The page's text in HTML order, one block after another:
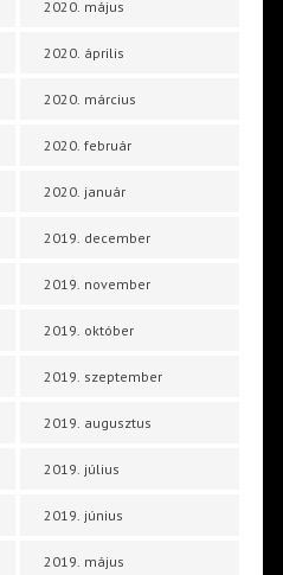
2020. május
2020. április
2020. március
2020. február
2020. január
2019. december
2019. november
2019. október
2019. szeptember
2019. augusztus
2019. július
2019. június
2019. május